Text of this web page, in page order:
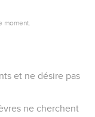
et ne désire pas
ne cherchent